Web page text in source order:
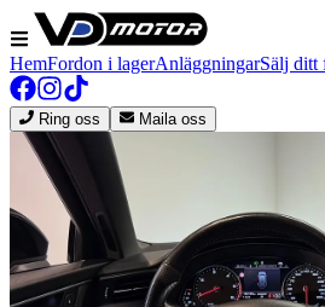
HemFordon i lagerAnläggningarSälj ditt
Ring oss Maila oss